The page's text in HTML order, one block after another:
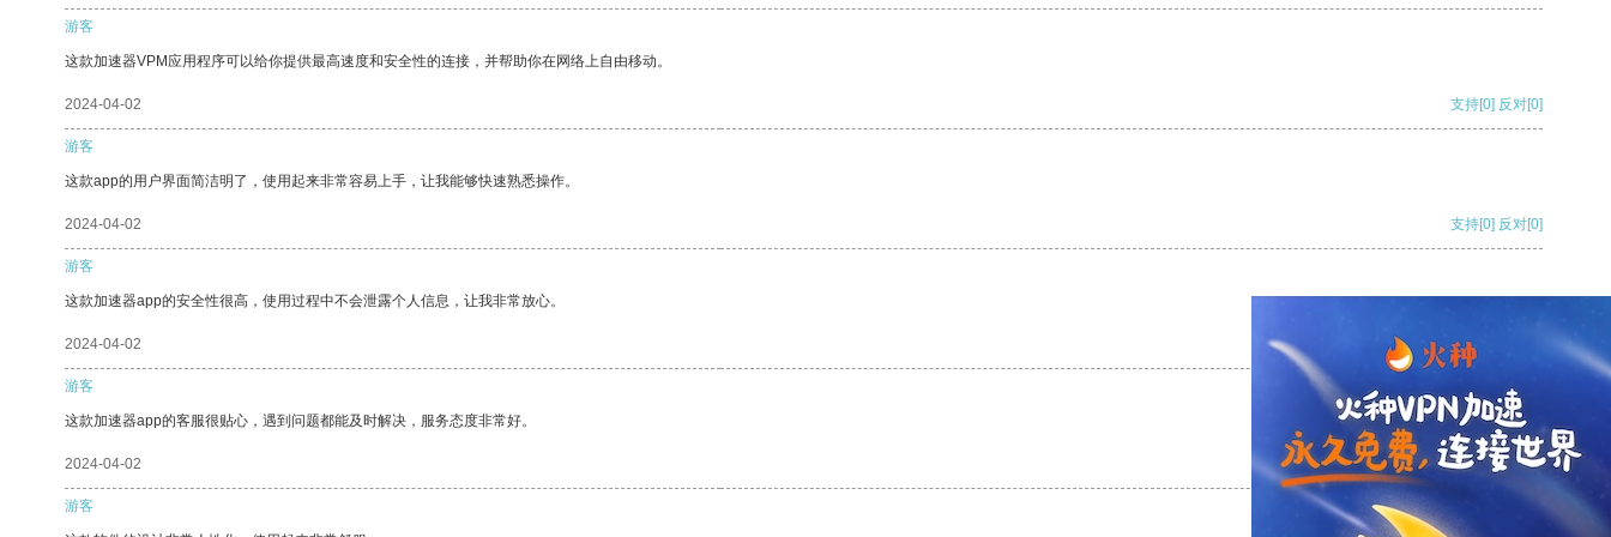
游客
这款加速器VPM应用程序可以给你提供最高速度和安全性的连接，并帮助你在网络上自由移动。
2024-04-02 支持[0] 反对[0]
游客
这款app的用户界面简洁明了，使用起来非常容易上手，让我能够快速熟悉操作。
2024-04-02 支持[0] 反对[0]
游客
这款加速器app的安全性很高，使用过程中不会泄露个人信息，让我非常放心。
2024-04-02 支持
游客
这款加速器app的客服很贴心，遇到问题都能及时解决，服务态度非常好。
2024-04-02 支持[0] 反对[0]
游客